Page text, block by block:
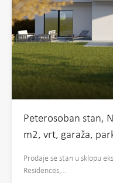
Peterosoban stan,
m2, vrt, garaža,
Prodaje se stan u sklopu
Residences,…